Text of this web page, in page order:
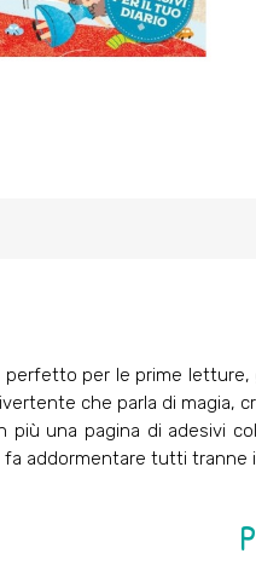
perfetto per le prime
che parla di magia,
una pagina di adesivi
addormentare tutti